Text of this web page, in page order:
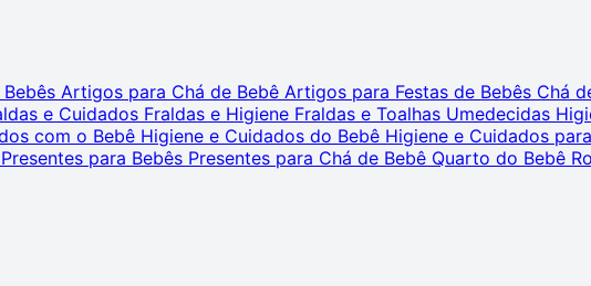
Artigos para Chá de Bebê Artigos para Festas de Bebês Chá
e Cuidados Fraldas e Higiene Fraldas e Toalhas Umedecidas
com o Bebê Higiene e Cuidados do Bebê Higiene e Cuidados
Presentes para Bebês Presentes para Chá de Bebê Quarto do Bebê